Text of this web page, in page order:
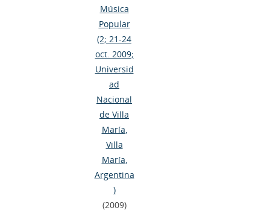
Música
Popular
(2; 21-24
oct. 2009;
Universid
ad
Nacional
de Villa
María,
Villa
María,
Argentina
)
(2009)